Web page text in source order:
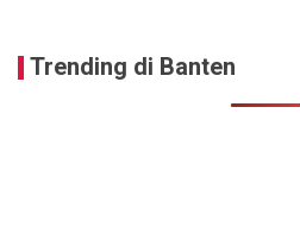
Trending di Banten